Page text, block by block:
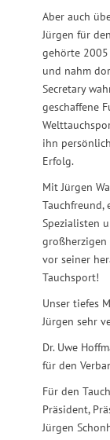
Aber auch
Jürgen für
gehörte 2005
und nahm
Secretary
geschaffene
ihn
Erfolg.
Mit Jürgen
Spezialisten
großherzigen
vor seiner
Tauchsport!
Unser tiefes
Jürgen sehr
Dr. Uwe
für den
Für den
Präsident,
Jürgen